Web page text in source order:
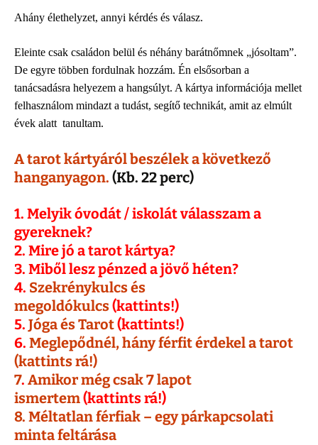
Ahány élethelyzet, annyi kérdés és válasz.
Eleinte csak családon belül és néhány barátnőmnek „jósoltam”.
De egyre többen fordulnak hozzám. Én elsősorban a
tanácsadásra helyezem a hangsúlyt. A kártya információja mellet
felhasználom mindazt a tudást, segítő technikát, amit az elmúlt
évek alatt tanultam.
A tarot kártyáról beszélek a következő
hanganyagon. (Kb. 22 perc)
1. Melyik óvodát / iskolát válasszam a
gyereknek?
2. Mire jó a tarot kártya?
3. Miből lesz pénzed a jövő héten?
4. Szekrénykulcs és
megoldókulcs(kattints!)
5. Jóga és Tarot(kattints!)
6. Meglepődnél, hány férfit érdekel a tarot
(kattints rá!)
7. Amikor még csak 7 lapot
ismertem(kattints rá!)
8. Méltatlan férfiak – egy párkapcsolati
minta feltárása